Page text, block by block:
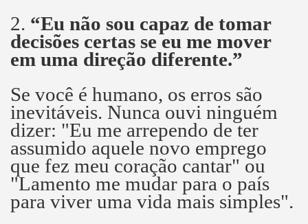
2. “Eu não sou capaz de tomar
decisões certas se eu me mover
em uma direção diferente.”
Se você é humano, os erros são
inevitáveis. Nunca ouvi ninguém
dizer: "Eu me arrependo de ter
assumido aquele novo emprego
que fez meu coração cantar" ou
"Lamento me mudar para o país
para viver uma vida mais simples".